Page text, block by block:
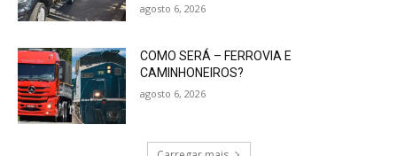
agosto 6, 2026
COMO SERÁ – FERROVIA E
CAMINHONEIROS?
agosto 6, 2026